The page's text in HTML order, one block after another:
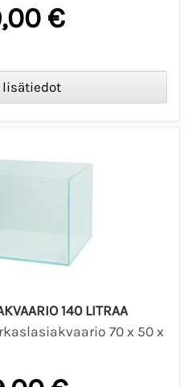
€
140 LITRAA
70 x 50 x